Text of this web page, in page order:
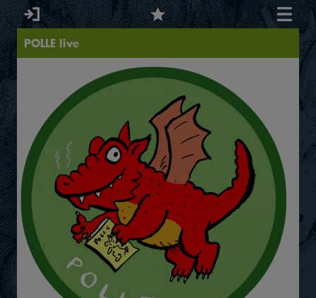
POLLE live